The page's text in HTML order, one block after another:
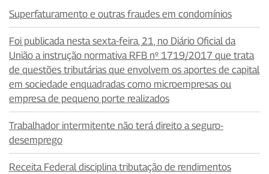
Superfaturamento e outras fraudes em condomínios
Foi publicada nesta sexta-feira, 21, no Diário Oficial da
União a instrução normativa RFB nº 1719/2017 que trata
de questões tributárias que envolvem os aportes de capital
em sociedade enquadradas como microempresas ou
empresa de pequeno porte realizados
Trabalhador intermitente não terá direito a seguro-
desemprego
Receita Federal disciplina tributação de rendimentos